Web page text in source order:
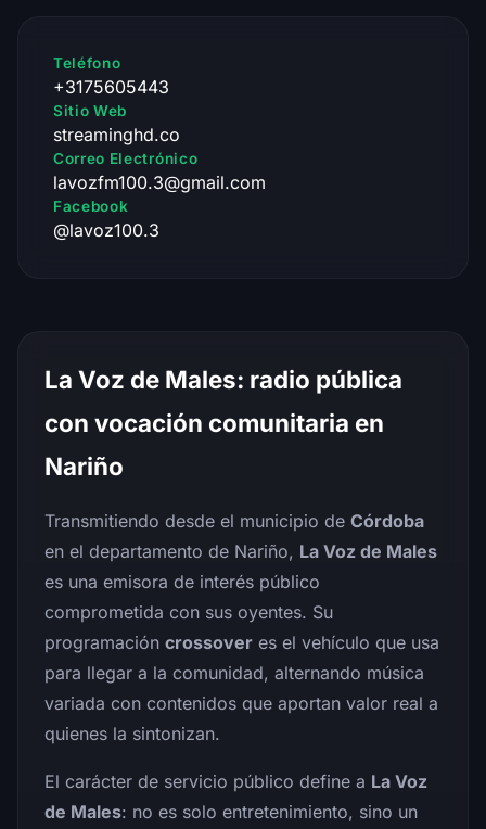
Teléfono
+3175605443
Sitio Web
streaminghd.co
Correo Electrónico
lavozfm100.3@gmail.com
Facebook
@lavoz100.3
La Voz de Males: radio pública
con vocación comunitaria en
Nariño
Transmitiendo desde el municipio de Córdoba
en el departamento de Nariño, La Voz de Males
es una emisora de interés público
comprometida con sus oyentes. Su
programación crossover es el vehículo que usa
para llegar a la comunidad, alternando música
variada con contenidos que aportan valor real a
quienes la sintonizan.
El carácter de servicio público define a La Voz
de Males: no es solo entretenimiento, sino un